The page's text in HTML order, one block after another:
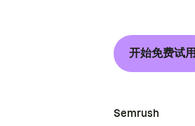
开始免费试用
Semrush